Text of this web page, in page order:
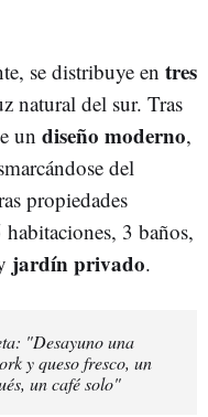
se distribuye en tres
natural del sur. Tras
un diseño moderno,
del
propiedades
3 baños,
jardín privado.
"Desayuno una
y queso fresco, un
un café solo"